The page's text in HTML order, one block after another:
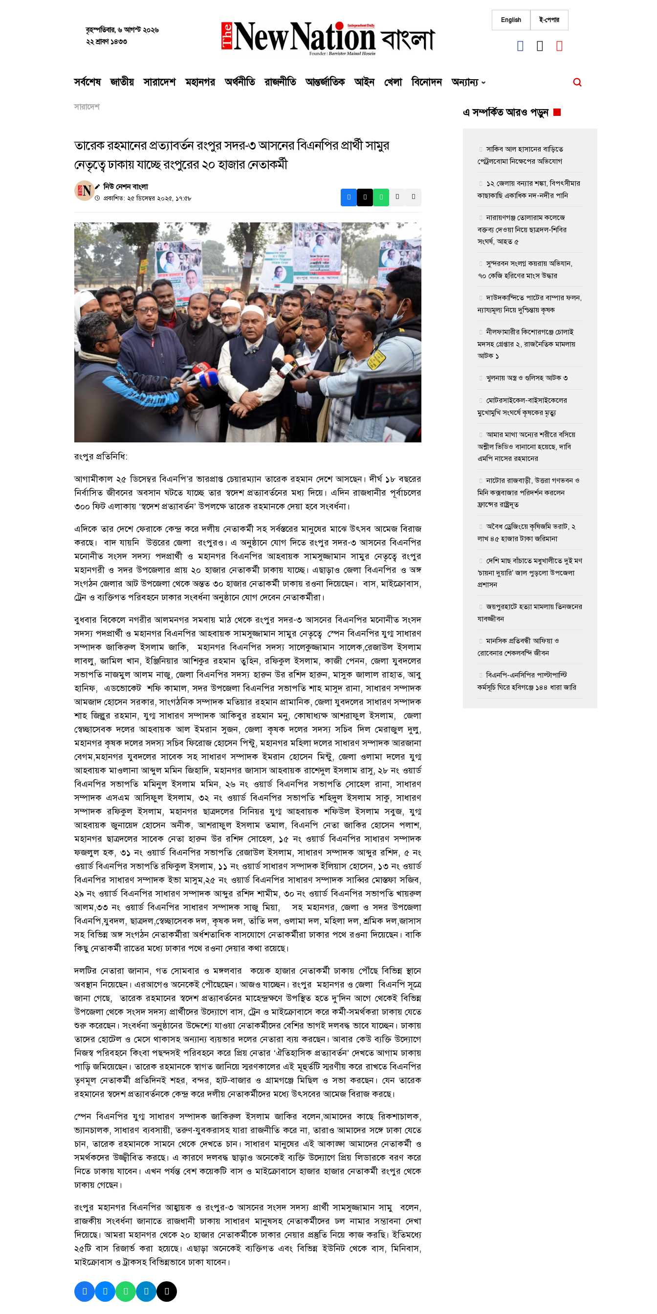
contentবৃহস্পতিবার, ৬ আগস্ট ২০২৬
২২ শ্রাবণ ১৪৩৩
English ই-পেপার
fab
fa-
fab
fa-
সর্বশেষ জাতীয় সারাদেশ মহানগর অর্থনীতি রাজনীতি আন্তর্জাতিক আইন খেলা বিনোদন অন্যান্য
সারাদেশ
তারেক রহমানের প্রত্যাবর্তন রংপুর সদর-৩ আসনের বিএনপির প্রার্থী সামুর
নেতৃত্বে ঢাকায় যাচ্ছে রংপুরের ২০ হাজার নেতাকর্মী
নিউ নেশন বাংলা
প্রকাশিত: ২৫ ডিসেম্বর ২০২৫, ১৭:৫৮
রংপুর প্রতিনিধি:
আগামীকাল ২৫ ডিসেম্বর বিএনপি’র ভারপ্রাপ্ত চেয়ারম্যান তারেক রহমান দেশে আসছেন। দীর্ঘ ১৮ বছরের
নির্বাসিত জীবনের অবসান ঘটতে যাচ্ছে তার স্বদেশ প্রত্যাবর্তনের মধ্য দিয়ে। এদিন রাজধানীর পূর্বাচলের
৩০০ ফিট এলাকায় ‘স্বদেশ প্রত্যাবর্তন’ উপলক্ষে তারেক রহমানকে দেয়া হবে সংবর্ধনা।
এদিকে তার দেশে ফেরাকে কেন্দ্র করে দলীয় নেতাকর্মী সহ সর্বস্তরের মানুষের মাঝে উৎসব আমেজ বিরাজ
করছে। বাদ যায়নি উত্তরের জেলা রংপুরও। এ অনুষ্ঠানে যোগ দিতে রংপুর সদর-৩ আসনের বিএনপির
মনোনীত সংসদ সদস্য পদপ্রার্থী ও মহানগর বিএনপির আহবায়ক সামসুজ্জামান সামুর নেতৃত্বে রংপুর
মহানগরী ও সদর উপজেলার প্রায় ২০ হাজার নেতাকর্মী ঢাকায় যাচ্ছে। এছাড়াও জেলা বিএনপির ও অঙ্গ
সংগঠন জেলার আট উপজেলা থেকে অন্তত ৩০ হাজার নেতাকর্মী ঢাকায় রওনা দিয়েছেন। বাস, মাইক্রোবাস,
ট্রেন ও ব্যক্তিগত পরিবহনে ঢাকার সংবর্ধনা অনুষ্ঠানে যোগ দেবেন নেতাকর্মীরা।
বুধবার বিকেলে নগরীর আলমনগর সমবায় মাঠ থেকে রংপুর সদর-৩ আসনের বিএনপির মনোনীত সংসদ
সদস্য পদপ্রার্থী ও মহানগর বিএনপির আহবায়ক সামসুজ্জামান সামুর নেতৃত্বে স্পেন বিএনপির যুগ্ম সাধারণ
সম্পাদক জাকিরুল ইসলাম জাকি, মহানগর বিএনপির সদস্য সালেকুজ্জামান সালেক,রেজাউল ইসলাম
লাবলু, জামিল খান, ইঞ্জিনিয়ার আশিকুর রহমান তুহিন, রফিকুল ইসলাম, কাজী পেনন, জেলা যুবদলের
সভাপতি নাজমুল আলম নাজু, জেলা বিএনপির সদস্য হারুন উর রশিদ হারুন, মাসুক জালাল রাহাত, আবু
হানিফ, এডভোকেট শফি কামাল, সদর উপজেলা বিএনপির সভাপতি শাহ মাসুদ রানা, সাধারণ সম্পাদক
আমজাদ হোসেন সরকার, সাংগঠনিক সম্পাদক মতিয়ার রহমান প্রামানিক, জেলা যুবদলের সাধারণ সম্পাদক
শাহ জিল্লুর রহমান, যুগ্ম সাধারণ সম্পাদক আকিবুর রহমান মনু, কোষাধ্যক্ষ আশরাফুল ইসলাম, জেলা
স্বেচ্ছাসেবক দলের আহবায়ক আল ইমরান সুজন, জেলা কৃষক দলের সদস্য সচিব দিল মেরাজুল দুলু,
মহানগর কৃষক দলের সদস্য সচিব ফিরোজ হোসেন পিন্টু, মহানগর মহিলা দলের সাধারণ সম্পাদক আরজানা
বেগম,মহানগর যুবদলের সাবেক সহ সাধারণ সম্পাদক ইমরান হোসেন মিন্টু, জেলা ওলামা দলের যুগ্ম
আহবায়ক মাওলানা আব্দুল মমিন জিহাদি, মহানগর জাসাস আহবায়ক রাশেদুল ইসলাম রাসু, ২৮ নং ওয়ার্ড
বিএনপির সভাপতি মমিনুল ইসলাম মমিন, ২৬ নং ওয়ার্ড বিএনপির সভাপতি সোহেল রানা, সাধারণ
সম্পাদক এসএম আসিফুল ইসলাম, ৩২ নং ওয়ার্ড বিএনপির সভাপতি শহিদুল ইসলাম সাকু, সাধারণ
সম্পাদক রফিকুল ইসলাম, মহানগর ছাত্রদলের সিনিয়র যুগ্ম আহবায়ক শফিউল ইসলাম সবুজ, যুগ্ম
আহবায়ক জুনায়েদ হোসেন অনীক, আশরাফুল ইসলাম তমাল, বিএনপি নেতা জাকির হোসেন পলাশ,
মহানগর ছাত্রদলের সাবেক নেতা হারুন উর রশিদ সোহেল, ১৫ নং ওয়ার্ড বিএনপির সাধারণ সম্পাদক
ফজলুল হক, ৩১ নং ওয়ার্ড বিএনপির সভাপতি রেজাউল ইসলাম, সাধারণ সম্পাদক আব্দুর রশিদ, ৫ নং
ওয়ার্ড বিএনপির সভাপতি রফিকুল ইসলাম, ১১ নং ওয়ার্ড সাধারণ সম্পাদক ইলিয়াস হোসেন, ১৩ নং ওয়ার্ড
বিএনপির সাধারণ সম্পাদক ইভা মাসুম,২৫ নং ওয়ার্ড বিএনপির সাধারণ সম্পাদক সাব্বির মোস্তফা সজিব,
২৯ নং ওয়ার্ড বিএনপির সাধারণ সম্পাদক আব্দুর রশিদ শামীম, ৩০ নং ওয়ার্ড বিএনপির সভাপতি খায়রুল
আলম,৩৩ নং ওয়ার্ড বিএনপির সাধারণ সম্পাদক সাজু মিয়া, সহ মহানগর, জেলা ও সদর উপজেলা
বিএনপি,যুবদল, ছাত্রদল,স্বেচ্ছাসেবক দল, কৃষক দল, তাঁতি দল, ওলামা দল, মহিলা দল, শ্রমিক দল,জাসাস
সহ বিভিন্ন অঙ্গ সংগঠন নেতাকর্মীরা অর্ধশতাধিক বাসযোগে নেতাকর্মীরা ঢাকার পথে রওনা দিয়েছেন। বাকি
কিছু নেতাকর্মী রাতের মধ্যে ঢাকার পথে রওনা দেয়ার কথা রয়েছে।
দলটির নেতারা জানান, গত সোমবার ও মঙ্গলবার কয়েক হাজার নেতাকর্মী ঢাকায় পৌঁছে বিভিন্ন স্থানে
অবস্থান নিয়েছেন। এরআগেও অনেকেই পৌছেছেন। আজও যাচ্ছেন। রংপুর মহানগর ও জেলা বিএনপি সূত্রে
জানা গেছে, তারেক রহমানের স্বদেশ প্রত্যাবর্তনের মাহেন্দ্রক্ষণে উপস্থিত হতে দু’দিন আগে থেকেই বিভিন্ন
উপজেলা থেকে সংসদ সদস্য প্রার্থীদের উদ্যোগে বাস, ট্রেন ও মাইক্রোবাসে করে কর্মী-সমর্থকরা ঢাকায় যেতে
শুরু করেছেন। সংবর্ধনা অনুষ্ঠানের উদ্দেশ্যে যাওয়া নেতাকর্মীদের বেশির ভাগই দলবদ্ধ ভাবে যাচ্ছেন। ঢাকায়
তাদের হোটেল ও মেসে থাকাসহ অন্যান্য ব্যয়ভার দলের নেতারা ব্যয় করছেন। আবার কেউ ব্যক্তি উদ্যোগে
নিজস্ব পরিবহনে কিংবা পছন্দসই পরিবহনে করে প্রিয় নেতার ‘ঐতিহাসিক প্রত্যাবর্তন’ দেখতে আগাম ঢাকায়
পাড়ি জমিয়েছেন। তারেক রহমানকে স্বাগত জানিয়ে স্মরণকালের এই মূহুর্তটি স্মরণীয় করে রাখতে বিএনপির
তৃণমূল নেতাকর্মী প্রতিদিনই শহর, বন্দর, হাট-বাজার ও গ্রামগঞ্জে মিছিল ও সভা করছেন। যেন তারেক
রহমানের স্বদেশ প্রত্যাবর্তনকে কেন্দ্র করে দলীয় নেতাকর্মীদের মধ্যে উৎসবের আমেজ বিরাজ করছে।
স্পেন বিএনপির যুগ্ম সাধারণ সম্পাদক জাকিরুল ইসলাম জাকির বলেন,আমাদের কাছে রিকশাচালক,
ভ্যানচালক, সাধারণ ব্যবসায়ী, তরুণ-যুবকরাসহ যারা রাজনীতি করে না, তারাও আমাদের সঙ্গে ঢাকা যেতে
চান, তারেক রহমানকে সামনে থেকে দেখতে চান। সাধারণ মানুষের এই আকাঙ্ক্ষা আমাদের নেতাকর্মী ও
সমর্থকদের উজ্জ্বীবিত করছে। এ কারণে দলবদ্ধ ছাড়াও অনেকেই ব্যক্তি উদ্যোগে প্রিয় লিডারকে বরণ করে
নিতে ঢাকায় যাবেন। এখন পর্যন্ত বেশ কয়েকটি বাস ও মাইক্রোবাসে হাজার হাজার নেতাকর্মী রংপুর থেকে
ঢাকায় গেছেন।
রংপুর মহানগর বিএনপির আহ্বায়ক ও রংপুর-৩ আসনের সংসদ সদস্য প্রার্থী সামসুজ্জামান সামু বলেন,
রাজকীয় সংবর্ধনা জানাতে রাজধানী ঢাকায় সাধারণ মানুষসহ নেতাকর্মীদের ঢল নামার সম্ভাবনা দেখা
দিয়েছে। আমরা মহানগর থেকে ২০ হাজার নেতাকর্মীকে ঢাকার নেয়ার প্রস্তুতি নিয়ে কাজ করছি। ইতিমধ্যে
২৫টি বাস রিজার্ভ করা হয়েছে। এছাড়া অনেকেই ব্যক্তিগত এবং বিভিন্ন ইউনিট থেকে বাস, মিনিবাস,
মাইক্রোবাস ও ট্রাকসহ বিভিন্নভাবে ঢাকা যাবেন।
এ সম্পর্কিত আরও পড়ুন
সাকিব আল হাসানের বাড়িতে
পেট্রলবোমা নিক্ষেপের অভিযোগ
১২ জেলায় বন্যার শঙ্কা, বিপৎসীমার
কাছাকাছি একাধিক নদ-নদীর পানি
নারায়ণগঞ্জ তোলারাম কলেজে
বক্তব্য দেওয়া নিয়ে ছাত্রদল-শিবির
সংঘর্ষ, আহত ৫
সুন্দরবন সংলগ্ন কয়রায় অভিযান,
৭০ কেজি হরিণের মাংস উদ্ধার
দাউদকান্দিতে পাটের বাম্পার ফলন,
ন্যায্যমূল্য নিয়ে দুশ্চিন্তায় কৃষক
নীলফামারীর কিশোরগঞ্জে চোলাই
মদসহ গ্রেপ্তার ২, রাজনৈতিক মামলায়
আটক ১
খুলনায় অস্ত্র ও গুলিসহ আটক ৩
মোটরসাইকেল-বাইসাইকেলের
মুখোমুখি সংঘর্ষে কৃষকের মৃত্যু
আমার মাথা অন্যের শরীরে বসিয়ে
অশ্লীল ভিডিও বানানো হয়েছে, দাবি
এমপি নাসের রহমানের
নাটোর রাজবাড়ী, উত্তরা গণভবন ও
মিনি কক্সবাজার পরিদর্শন করলেন
ফ্রান্সের রাষ্ট্রদূত
অবৈধ ড্রেজিংয়ে কৃষিজমি ভরাট, ২
লাখ ৪৫ হাজার টাকা জরিমানা
দেশি মাছ বাঁচাতে মধুখালীতে দুই মণ
‘চায়না দুয়ারি’ জাল পুড়লো উপজেলা
প্রশাসন
জয়পুরহাটে হত্যা মামলায় তিনজনের
যাবজ্জীবন
মানসিক প্রতিবন্ধী আফিয়া ও
রোবেনার শেকলবন্দি জীবন
বিএনপি-এনসিপির পাল্টাপাল্টি
কর্মসূচি ঘিরে হবিগঞ্জে ১৪৪ ধারা জারি